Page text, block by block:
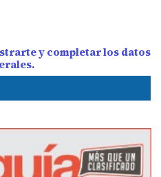
y completar los datos